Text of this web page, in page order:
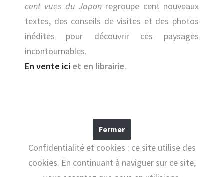
cent vues du Japon regroupe cent nouveaux
textes, des conseils de visites et des photos
inédites pour découvrir ces paysages
incontournables.
En vente ici et en librairie.
Confidentialité et cookies : ce site utilise des
cookies. En continuant à naviguer sur ce site,